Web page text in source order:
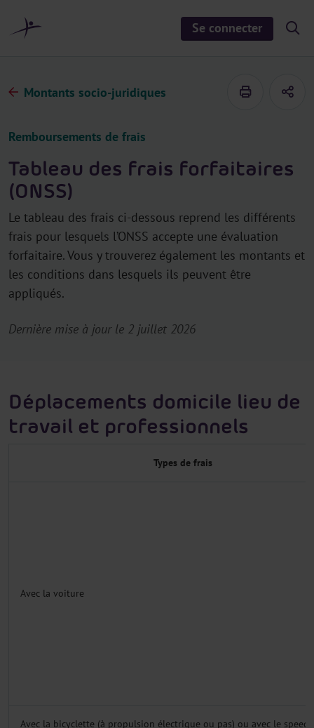
Se connecter
S
i
c
Montants socio-juridiques
Remboursements de frais
Tableau des frais forfaitaires
(ONSS)
Le tableau des frais ci-dessous reprend les différents
frais pour lesquels l’ONSS accepte une évaluation
forfaitaire. Vous y trouverez également les montants et
les conditions dans lesquels ils peuvent être
appliqués.
Dernière mise à jour le 2 juillet 2026
Déplacements domicile lieu de
travail et professionnels
Types de frais
Avec la voiture
Avec la bicyclette (à propulsion électrique ou pas) ou avec le speed